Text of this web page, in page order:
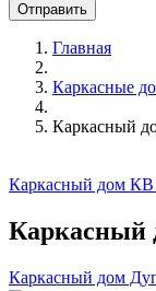
Главная
Каркасные
Каркасный
Каркасный дом КВ
Каркасный
Каркасный дом